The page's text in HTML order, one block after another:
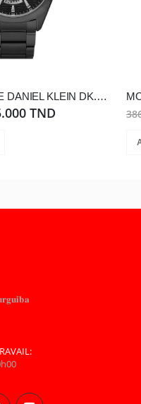
MONTRE HOMME DANIEL KLEIN DK.1.14087-5
TND